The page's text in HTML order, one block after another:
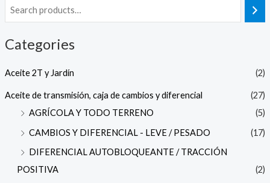
Categories
Aceite 2T y Jardín (2)
Aceite de transmisión, caja de cambios y diferencial
(27)
AGRÍCOLA Y TODO TERRENO
(5)
CAMBIOS Y DIFERENCIAL - LEVE / PESADO
(17)
DIFERENCIAL AUTOBLOQUEANTE / TRACCIÓN
POSITIVA
(2)